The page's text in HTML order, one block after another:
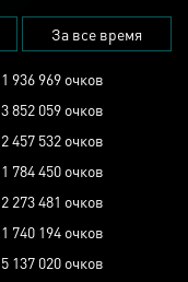
За все время
1 936 969 очков
3 852 059 очков
2 457 532 очков
1 784 450 очков
2 273 481 очков
1 740 194 очков
5 137 020 очков